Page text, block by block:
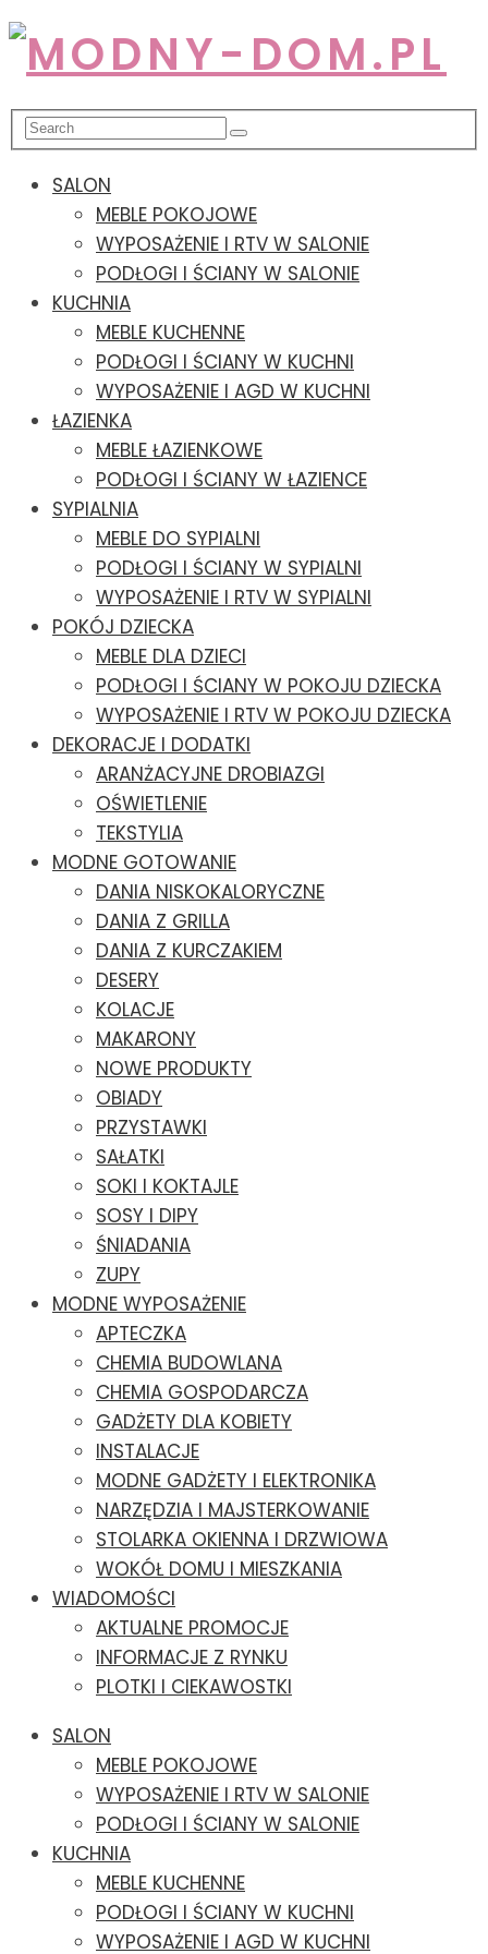
SALON
MEBLE POKOJOWE
WYPOSAŻENIE I RTV W SALONIE
PODŁOGI I ŚCIANY W SALONIE
KUCHNIA
MEBLE KUCHENNE
PODŁOGI I ŚCIANY W KUCHNI
WYPOSAŻENIE I AGD W KUCHNI
ŁAZIENKA
MEBLE ŁAZIENKOWE
PODŁOGI I ŚCIANY W ŁAZIENCE
SYPIALNIA
MEBLE DO SYPIALNI
PODŁOGI I ŚCIANY W SYPIALNI
WYPOSAŻENIE I RTV W SYPIALNI
POKÓJ DZIECKA
MEBLE DLA DZIECI
PODŁOGI I ŚCIANY W POKOJU DZIECKA
WYPOSAŻENIE I RTV W POKOJU DZIECKA
DEKORACJE I DODATKI
ARANŻACYJNE DROBIAZGI
OŚWIETLENIE
TEKSTYLIA
MODNE GOTOWANIE
DANIA NISKOKALORYCZNE
DANIA Z GRILLA
DANIA Z KURCZAKIEM
DESERY
KOLACJE
MAKARONY
NOWE PRODUKTY
OBIADY
PRZYSTAWKI
SAŁATKI
SOKI I KOKTAJLE
SOSY I DIPY
ŚNIADANIA
ZUPY
MODNE WYPOSAŻENIE
APTECZKA
CHEMIA BUDOWLANA
CHEMIA GOSPODARCZA
GADŻETY DLA KOBIETY
INSTALACJE
MODNE GADŻETY I ELEKTRONIKA
NARZĘDZIA I MAJSTERKOWANIE
STOLARKA OKIENNA I DRZWIOWA
WOKÓŁ DOMU I MIESZKANIA
WIADOMOŚCI
AKTUALNE PROMOCJE
INFORMACJE Z RYNKU
PLOTKI I CIEKAWOSTKI
SALON
MEBLE POKOJOWE
WYPOSAŻENIE I RTV W SALONIE
PODŁOGI I ŚCIANY W SALONIE
KUCHNIA
MEBLE KUCHENNE
PODŁOGI I ŚCIANY W KUCHNI
WYPOSAŻENIE I AGD W KUCHNI